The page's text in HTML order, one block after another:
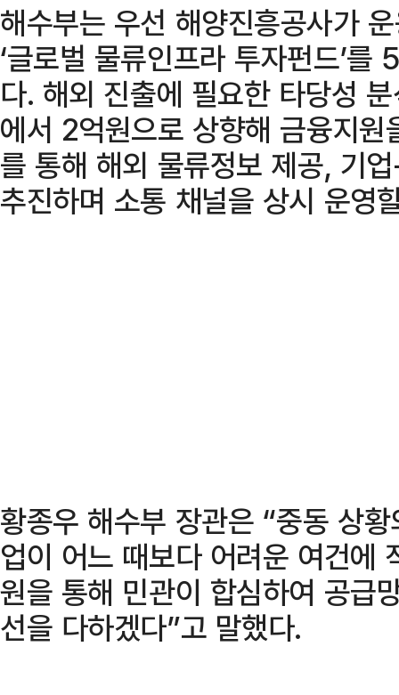
해수부는 우선 해양진흥공사가
‘글로벌 물류인프라 투자펀드’
다. 해외 진출에 필요한 타당성
에서 2억원으로 상향해 금융지
를 통해 해외 물류정보 제공, 기
추진하며 소통 채널을 상시 운영
황종우 해수부 장관은 “중동 상
업이 어느 때보다 어려운 여건에
원을 통해 민관이 합심하여 공급
선을 다하겠다”고 말했다.